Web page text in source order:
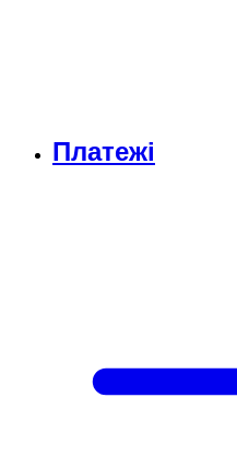
Платежі